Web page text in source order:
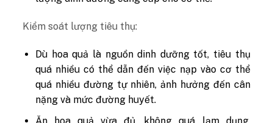
Kiểm soát lượng tiêu thụ:
Dù hoa quả là nguồn dinh dưỡng tốt, tiêu thụ
quá nhiều có thể dẫn đến việc nạp vào cơ thể
quá nhiều đường tự nhiên, ảnh hưởng đến cân
nặng và mức đường huyết.
Ăn hoa quả vừa đủ, không quá lạm dụng,